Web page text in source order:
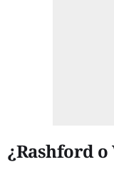
¿Rashford